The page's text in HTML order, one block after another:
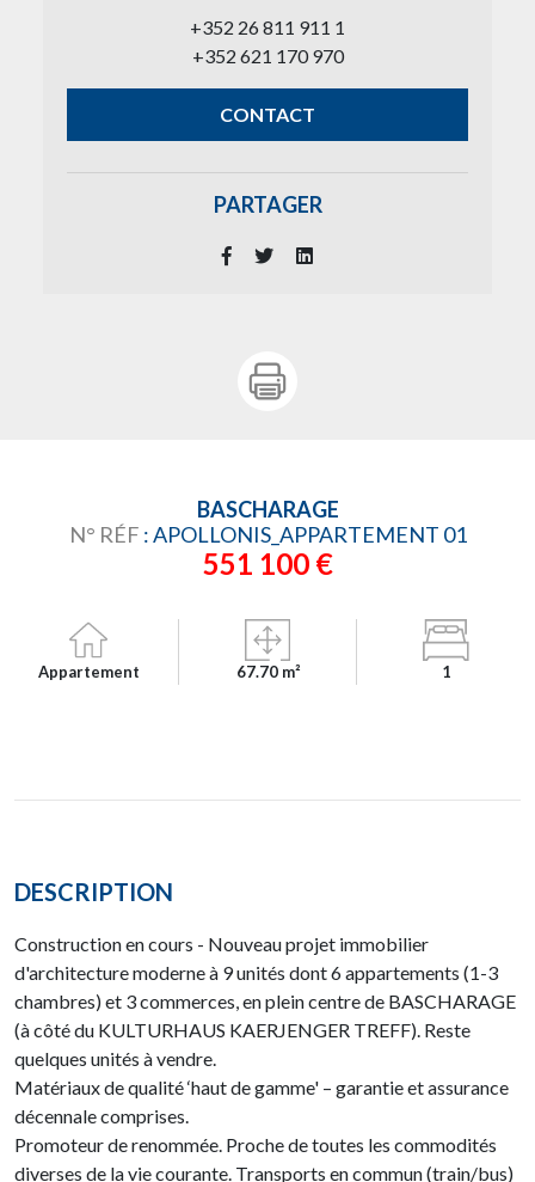
+352 26 811 911 1
+352 621 170 970
CONTACT
PARTAGER
BASCHARAGE
N° RÉF : APOLLONIS_APPARTEMENT 01
551 100 €
Appartement 67.70 m² 1
DESCRIPTION
Construction en cours - Nouveau projet immobilier
d'architecture moderne à 9 unités dont 6 appartements (1-3
chambres) et 3 commerces, en plein centre de BASCHARAGE
(à côté du KULTURHAUS KAERJENGER TREFF). Reste
quelques unités à vendre.
Matériaux de qualité ‘haut de gamme' – garantie et assurance
décennale comprises.
Promoteur de renommée. Proche de toutes les commodités
diverses de la vie courante. Transports en commun (train/bus)